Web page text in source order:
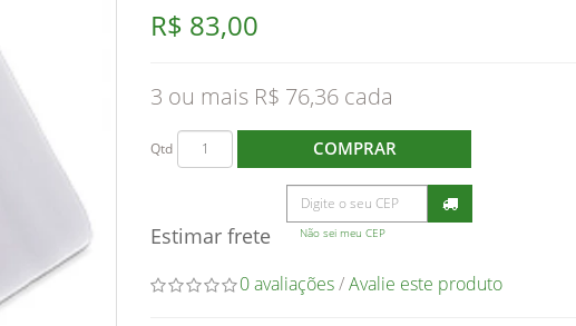
R$ 83,00
3 ou mais R$ 76,36
Qtd COMPRAR
Estimar frete Não sei meu CEP
0 avaliações/Avalie este produto